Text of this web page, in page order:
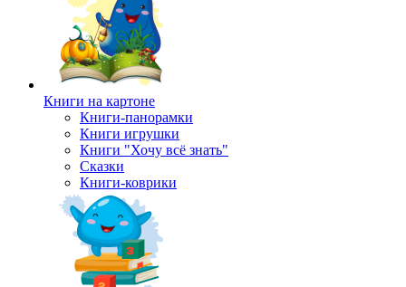
Книги на картоне
Книги-панорамки
Книги игрушки
Книги "Хочу всё знать"
Сказки
Книги-коврики